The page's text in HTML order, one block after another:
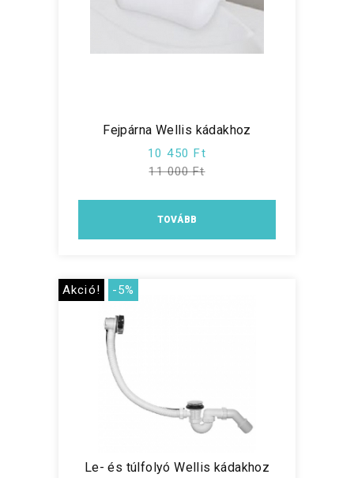
Fejpárna Wellis kádakhoz
10 450 Ft
11 000 Ft
TOVÁBB
Akció! -5%
Le- és túlfolyó Wellis kádakhoz